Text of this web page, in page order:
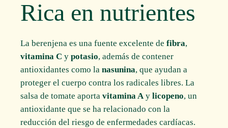
Rica en nutrientes
La berenjena es una fuente excelente defibra,
vitamina C ypotasio, además de contener
antioxidantes como lanasunina, que ayudan a
proteger el cuerpo contra los radicales libres. La
salsa de tomate aportavitamina Aylicopeno, un
antioxidante que se ha relacionado con la
reducción del riesgo de enfermedades cardíacas.